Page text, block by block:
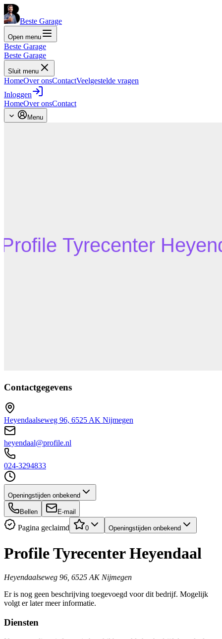
Beste Garage
Open menu
Beste Garage
Beste Garage
Sluit menu
HomeOver onsContactVeelgestelde vragen
Inloggen
HomeOver onsContact
Menu
Contactgegevens
Heyendaalseweg 96, 6525 AK Nijmegen
heyendaal@profile.nl
024-3294833
Openingstijden onbekend
Bellen E-mail
Pagina geclaimd 0 Openingstijden onbekend
Profile Tyrecenter Heyendaal
Heyendaalseweg 96, 6525 AK Nijmegen
Er is nog geen beschrijving toegevoegd voor dit bedrijf. Mogelijk
volgt er later meer informatie.
Diensten